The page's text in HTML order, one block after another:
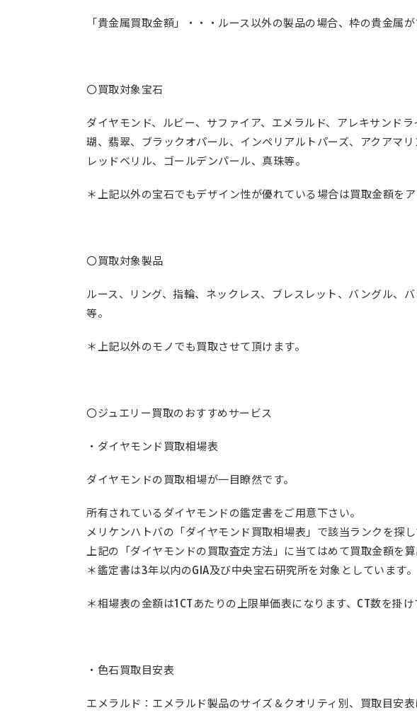
「貴金属買取金額」・・・ルース以外の製品の場合、枠の貴金属が
〇買取対象宝石
ダイヤモンド、ルビー、サファイア、エメラルド、アレキサンド
瑚、翡翠、ブラックオパール、インペリアルトパーズ、アクアマ
レッドベリル、ゴールデンパール、真珠等。
＊上記以外の宝石でもデザイン性が優れている場合は買取金額をア
〇買取対象製品
ルース、リング、指輪、ネックレス、ブレスレット、バングル、
等。
＊上記以外のモノでも買取させて頂けます。
〇ジュエリー買取のおすすめサービス
・ダイヤモンド買取相場表
ダイヤモンドの買取相場が一目瞭然です。
所有されているダイヤモンドの鑑定書をご用意下さい。
メリケンハトバの「ダイヤモンド買取相場表」で該当ランクを探し
上記の「ダイヤモンドの買取査定方法」に当てはめて買取金額を算
＊鑑定書は3年以内のGIA及び中央宝石研究所を対象としています。
＊相場表の金額は1CTあたりの上限単価表になります、CT数を掛け
・色石買取目安表
エメラルド：エメラルド製品のサイズ＆クオリティ別、買取目安表